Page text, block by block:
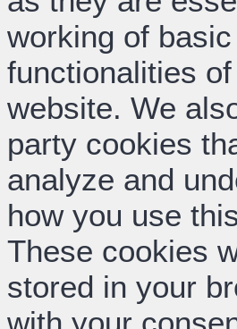
working of basic
functionalities
website. We
party cookies
analyze and
how you use
These cookies
stored in your